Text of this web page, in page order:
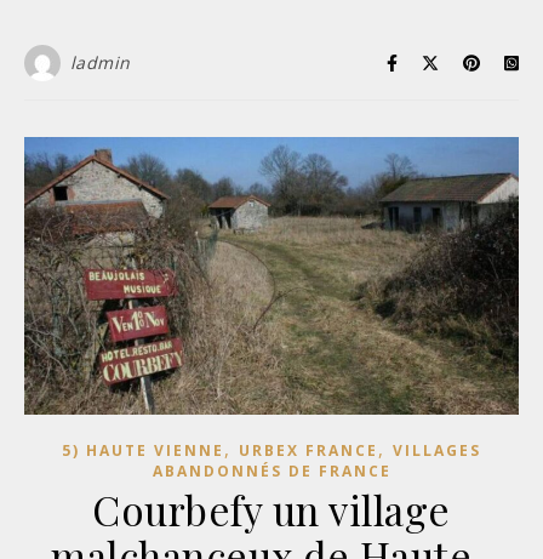
ladmin
5) HAUTE VIENNE , URBEX FRANCE , VILLAGES
ABANDONNÉS DE FRANCE
Courbefy un village